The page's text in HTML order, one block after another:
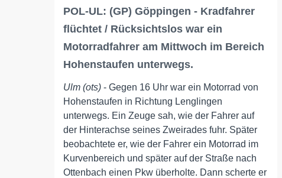
POL-UL: (GP) Göppingen - Kradfahrer
flüchtet / Rücksichtslos war ein
Motorradfahrer am Mittwoch im Bereich
Hohenstaufen unterwegs.
Ulm (ots) - Gegen 16 Uhr war ein Motorrad von
Hohenstaufen in Richtung Lenglingen
unterwegs. Ein Zeuge sah, wie der Fahrer auf
der Hinterachse seines Zweirades fuhr. Später
beobachtete er, wie der Fahrer ein Motorrad im
Kurvenbereich und später auf der Straße nach
Ottenbach einen Pkw überholte. Dann scherte er